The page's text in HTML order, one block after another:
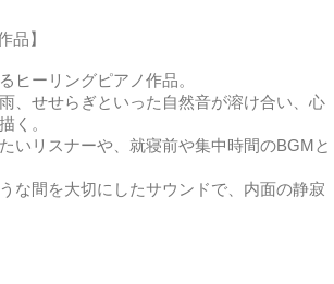
品】
ヒーリングピアノ作品。
、せせらぎといった自然音が溶け合い、心
く。
いリスナーや、就寝前や集中時間のBGMと
な間を大切にしたサウンドで、内面の静寂